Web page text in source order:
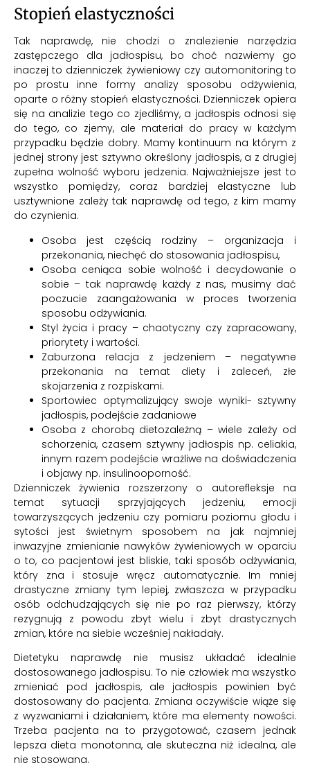
Stopień elastyczności
Tak naprawdę, nie chodzi o znalezienie narzędzia
zastępczego dla jadłospisu, bo choć nazwiemy go
inaczej to dzienniczek żywieniowy czy automonitoring to
po prostu inne formy analizy sposobu odżywienia,
oparte o różny stopień elastyczności. Dzienniczek opiera
się na analizie tego co zjedliśmy, a jadłospis odnosi się
do tego, co zjemy, ale materiał do pracy w każdym
przypadku będzie dobry. Mamy kontinuum na którym z
jednej strony jest sztywno określony jadłospis, a z drugiej
zupełna wolność wyboru jedzenia. Najważniejsze jest to
wszystko pomiędzy, coraz bardziej elastyczne lub
usztywnione zależy tak naprawdę od tego, z kim mamy
do czynienia.
Osoba jest częścią rodziny – organizacja i
przekonania, niechęć do stosowania jadłospisu,
Osoba ceniąca sobie wolność i decydowanie o
sobie – tak naprawdę każdy z nas, musimy dać
poczucie zaangażowania w proces tworzenia
sposobu odżywiania.
Styl życia i pracy – chaotyczny czy zapracowany,
priorytety i wartości.
Zaburzona relacja z jedzeniem – negatywne
przekonania na temat diety i zaleceń, złe
skojarzenia z rozpiskami.
Sportowiec optymalizujący swoje wyniki- sztywny
jadłospis, podejście zadaniowe
Osoba z chorobą dietozależną – wiele zależy od
schorzenia, czasem sztywny jadłospis np. celiakia,
innym razem podejście wrażliwe na doświadczenia
i objawy np. insulinooporność.
Dzienniczek żywienia rozszerzony o autorefleksje na
temat sytuacji sprzyjających jedzeniu, emocji
towarzyszących jedzeniu czy pomiaru poziomu głodu i
sytości jest świetnym sposobem na jak najmniej
inwazyjne zmienianie nawyków żywieniowych w oparciu
o to, co pacjentowi jest bliskie, taki sposób odżywiania,
który zna i stosuje wręcz automatycznie. Im mniej
drastyczne zmiany tym lepiej, zwłaszcza w przypadku
osób odchudzających się nie po raz pierwszy, którzy
rezygnują z powodu zbyt wielu i zbyt drastycznych
zmian, które na siebie wcześniej nakładały.
Dietetyku naprawdę nie musisz układać idealnie
dostosowanego jadłospisu. To nie człowiek ma wszystko
zmieniać pod jadłospis, ale jadłospis powinien być
dostosowany do pacjenta. Zmiana oczywiście wiąże się
z wyzwaniami i działaniem, które ma elementy nowości.
Trzeba pacjenta na to przygotować, czasem jednak
lepsza dieta monotonna, ale skuteczna niż idealna, ale
nie stosowana.